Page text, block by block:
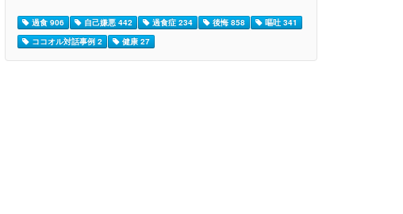
過食 906 自己嫌悪 442 過食症 234 後悔 858
嘔吐 341
ココオル対話事例 2
健康 27